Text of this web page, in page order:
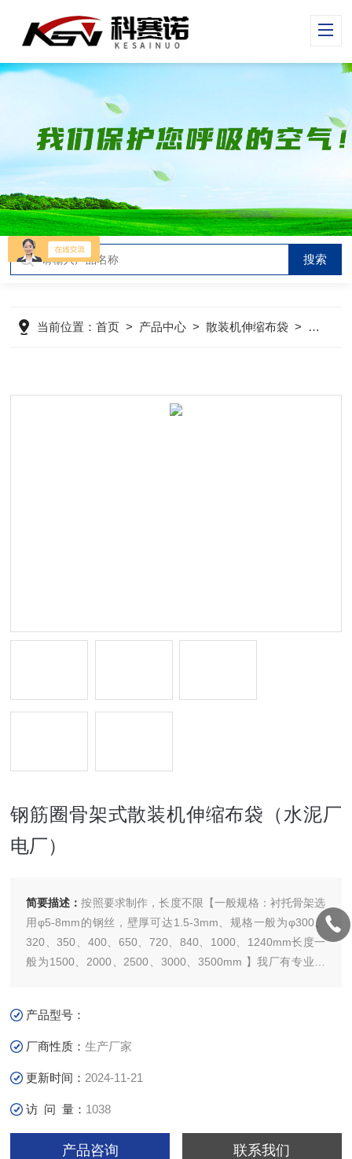
当前位置：首页 > 产品中心 >散装机伸缩布袋 > 散装机
钢筋圈骨架式散装机伸缩布袋（水泥厂
电厂）
简要描述：按照要求制作，长度不限【一般规格：衬托骨架选
用φ5-8mm的钢丝，壁厚可达1.5-3mm、规格一般为φ300、
320、350、400、650、720、840、1000、1240mm长度一
般为1500、2000、2500、3000、3500mm 】我厂有专业的
（水泥厂电厂）
产品型号：
厂商性质：生产厂家
更新时间： 2024-11-21
访 问 量： 1038
产品咨询 联系我们